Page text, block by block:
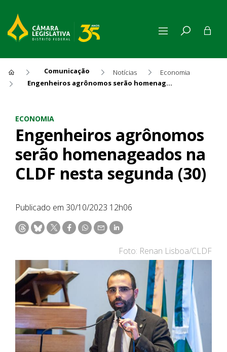
Comunicação Notícias
Economia
Engenheiros agrônomos serão homenageados na CLDF nesta segunda (30)
ECONOMIA
Engenheiros agrônomos
serão homenageados na
CLDF nesta segunda (30)
Publicado em 30/10/2023 12h06
Foto: Renan Lisboa/CLDF